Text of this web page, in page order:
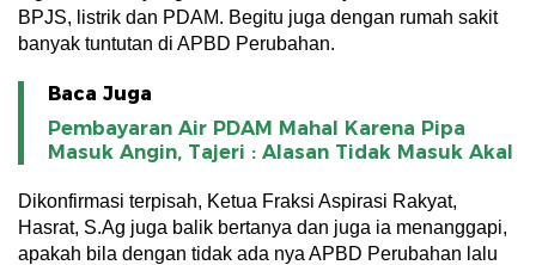
BPJS, listrik dan PDAM. Begitu juga dengan rumah sakit
banyak tuntutan di APBD Perubahan.
Baca Juga
Pembayaran Air PDAM Mahal Karena Pipa
Masuk Angin, Tajeri : Alasan Tidak Masuk Akal
Dikonfirmasi terpisah, Ketua Fraksi Aspirasi Rakyat,
Hasrat, S.Ag juga balik bertanya dan juga ia menanggapi,
apakah bila dengan tidak ada nya APBD Perubahan lalu